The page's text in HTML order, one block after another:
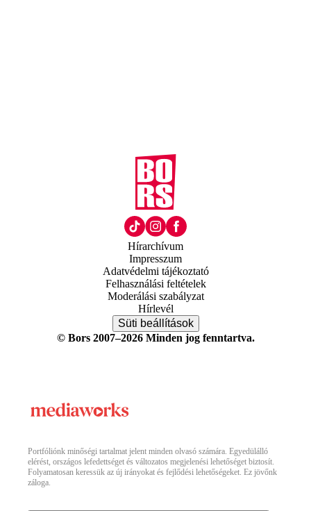
Hírarchívum
Impresszum
Adatvédelmi tájékoztató
Felhasználási feltételek
Moderálási szabályzat
Hírlevél
Süti beállítások
© Bors 2007–2026 Minden jog fenntartva.
Portfóliónk minőségi tartalmat jelent minden olvasó számára. Egyedülálló
elérést, országos lefedettséget és változatos megjelenési lehetőséget biztosít.
Folyamatosan keressük az új irányokat és fejlődési lehetőségeket. Ez jövőnk
záloga.